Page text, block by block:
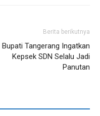
Berita berikutnya
Bupati Tangerang Ingatkan
Kepsek SDN Selalu Jadi
Panutan